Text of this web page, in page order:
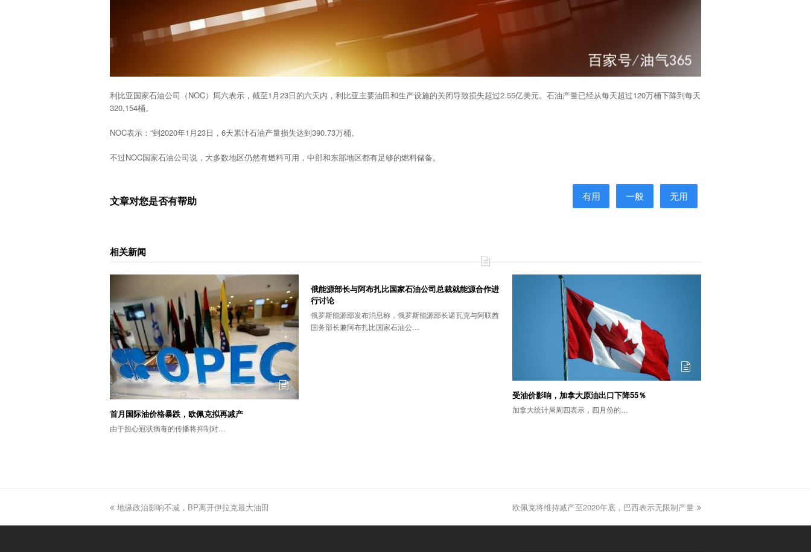
利比亚国家石油公司（NOC）周六表示，截至1月23日的六天内，利比亚主要油田和生产设施的关闭导致损失超过2.55亿美元。石油产量已经从每天超过120万桶下降到每天
320,154桶。
NOC表示：“到2020年1月23日，6天累计石油产量损失达到390.73万桶。
不过NOC国家石油公司说，大多数地区仍然有燃料可用，中部和东部地区都有足够的燃料储备。
文章对您是否有帮助 有用 一般 无用
相关新闻
首月国际油价格暴跌，欧佩克拟再减产
由于担心冠状病毒的传播将抑制对…
俄能源部长与阿布扎比国家石油公司总裁就能源合作进
行讨论
俄罗斯能源部发布消息称，俄罗斯能源部长诺瓦克与阿联酋
国务部长兼阿布扎比国家石油公…
受油价影响，加拿大原油出口下降55％
加拿大统计局周四表示，四月份的…
previous
地缘政治影响不减，BP离开伊拉克最大油田
next
欧佩克将维持减产至2020年底，巴西表示无限制产量